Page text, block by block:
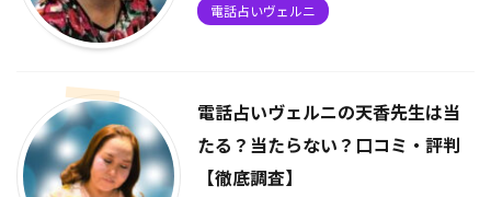
電話占いヴェルニ
電話占いヴェルニの天香先生は当
たる？当たらない？口コミ・評判
【徹底調査】